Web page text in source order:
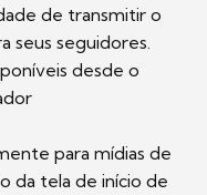
de transmitir o
seus seguidores.
desde o
para mídias de
da tela de início de